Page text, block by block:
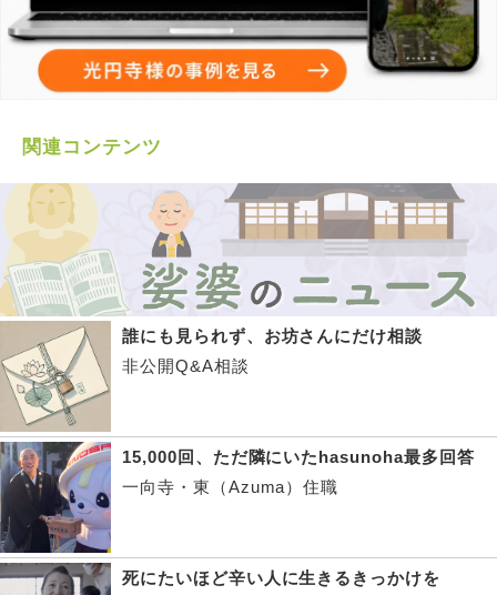
関連コンテンツ
誰にも見られず、お坊さんにだけ相談
非公開Q&A相談
15,000回、ただ隣にいたhasunoha最多回答
一向寺・東（Azuma）住職
死にたいほど辛い人に生きるきっかけを